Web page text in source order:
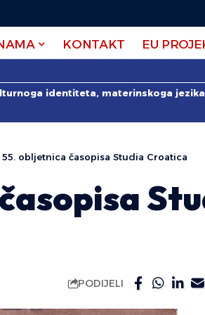
KONTAKT EU
identiteta, materinskoga
55. obljetnica časopisa Studia Croatica
PODIJELI